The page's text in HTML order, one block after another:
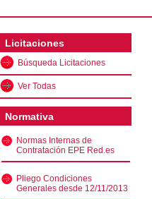
Licitaciones
Búsqueda Licitaciones
Ver Todas
Normativa
Normas Internas de
Contratación EPE Red.es
Pliego Condiciones
Generales desde 12/11/2013